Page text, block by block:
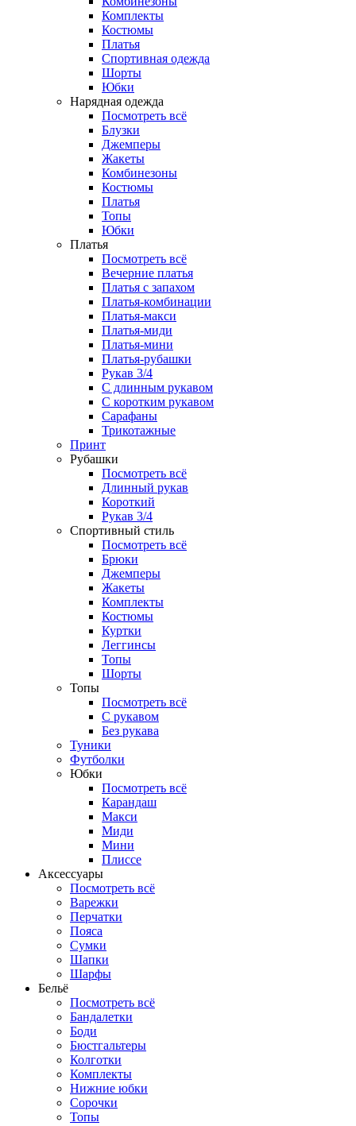
Комплекты
Костюмы
Платья
Спортивная одежда
Шорты
Юбки
Нарядная одежда
Посмотреть всё
Блузки
Джемперы
Жакеты
Комбинезоны
Костюмы
Платья
Топы
Юбки
Платья
Посмотреть всё
Вечерние платья
Платья с запахом
Платья-комбинации
Платья-макси
Платья-миди
Платья-мини
Платья-рубашки
Рукав 3/4
С длинным рукавом
С коротким рукавом
Сарафаны
Трикотажные
Принт
Рубашки
Посмотреть всё
Длинный рукав
Короткий
Рукав 3/4
Спортивный стиль
Посмотреть всё
Брюки
Джемперы
Жакеты
Комплекты
Костюмы
Куртки
Леггинсы
Топы
Шорты
Топы
Посмотреть всё
C рукавом
Без рукава
Туники
Футболки
Юбки
Посмотреть всё
Карандаш
Макси
Миди
Мини
Плиссе
Аксессуары
Посмотреть всё
Варежки
Перчатки
Пояса
Сумки
Шапки
Шарфы
Бельё
Посмотреть всё
Бандалетки
Боди
Бюстгальтеры
Колготки
Комплекты
Нижние юбки
Сорочки
Топы